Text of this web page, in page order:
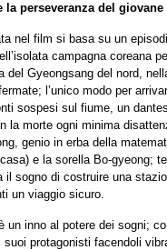
perseveranza del
nel film si basa su un
campagna coreana
del Gyeongsang del nord,
l’unico modo per
sospesi sul fiume, un
la morte ogni minima
genio in erba della
e la sorella Bo-gyeong;
sogno di costruire una
un viaggio sicuro.
un inno al potere dei sogni;
protagonisti facendoli